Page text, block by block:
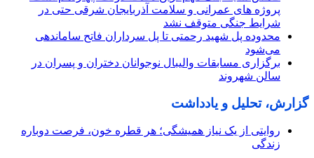
پروژه ‌های عمرانی و سلامت آذربایجان شرقی حتی در
شرایط جنگی متوقف نشد
محدوده پل شهید رحمتی تا پل سرداران فاتح ساماندهی
می‌شود
برگزاری مسابقات والیبال نوجوانان دختران و پسران در
سالن شهروند
گزارش، تحلیل و یادداشت
روایتی از یک نیاز همیشگی؛ هر قطره خون، فرصت دوباره
زندگی